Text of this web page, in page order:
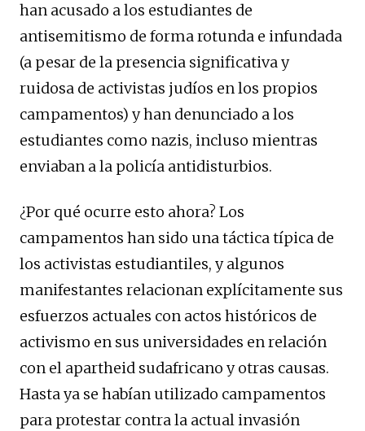
han acusado a los estudiantes de
antisemitismo de forma rotunda e infundada
(a pesar de la presencia significativa y
ruidosa de activistas judíos en los propios
campamentos) y han denunciado a los
estudiantes como nazis, incluso mientras
enviaban a la policía antidisturbios.
¿Por qué ocurre esto ahora? Los
campamentos han sido una táctica típica de
los activistas estudiantiles, y algunos
manifestantes relacionan explícitamente sus
esfuerzos actuales con actos históricos de
activismo en sus universidades en relación
con el apartheid sudafricano y otras causas.
Hasta ya se habían utilizado campamentos
para protestar contra la actual invasión